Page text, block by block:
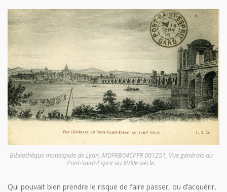
Bibliothèque municipale de Lyon, MDFRB04CPFR 001251, Vue générale du
Pont-Saint-Esprit au XVIIIe siècle.
Qui pouvait bien prendre le risque de faire passer, ou d’acquérir,